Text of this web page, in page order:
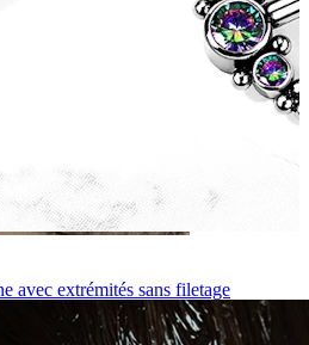
avec extrémités sans filetage